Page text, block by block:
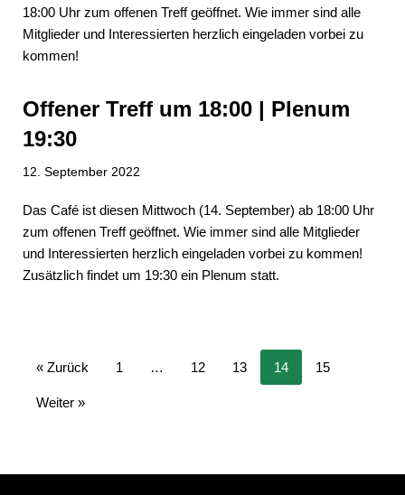
18:00 Uhr zum offenen Treff geöffnet. Wie immer sind alle
Mitglieder und Interessierten herzlich eingeladen vorbei zu
kommen!
Offener Treff um 18:00 | Plenum
19:30
12. September 2022
Das Café ist diesen Mittwoch (14. September) ab 18:00 Uhr
zum offenen Treff geöffnet. Wie immer sind alle Mitglieder
und Interessierten herzlich eingeladen vorbei zu kommen!
Zusätzlich findet um 19:30 ein Plenum statt.
« Zurück 1 … 12 13 14 15
Weiter »